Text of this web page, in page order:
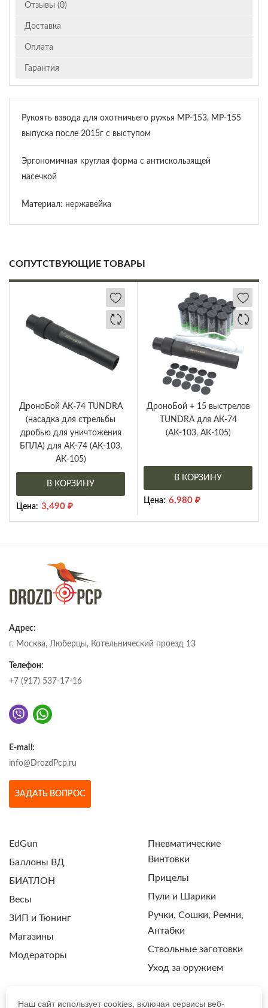
Отзывы (0)
Доставка
Оплата
Гарантия
Рукоять взвода для охотничьего ружья МР-153, МР-155
выпуска после 2015г с выступом
Эргономичная круглая форма с антискользящей
насечкой
Материал: нержавейка
СОПУТСТВУЮЩИЕ ТОВАРЫ
ДроноБой АК-74 TUNDRA
(насадка для стрельбы
дробью для уничтожения
БПЛА) для АК-74 (АК-103,
АК-105)
В КОРЗИНУ
Цена: 3,490 ₽
ДроноБой + 15 выстрелов
TUNDRA для АК-74
(АК-103, АК-105)
В КОРЗИНУ
Цена: 6,980 ₽
Адрес:
г. Москва, Люберцы, Котельнический проезд 13
Телефон:
+7 (917) 537-17-16
E-mail:
info@DrozdPcp.ru
ЗАДАТЬ ВОПРОС
EdGun
Баллоны ВД
БИАТЛОН
Весы
ЗИП и Тюнинг
Магазины
Модераторы
Пневматические
Винтовки
Прицелы
Пули и Шарики
Ручки, Сошки, Ремни,
Антабки
Ствольные заготовки
Уход за оружием
Наш сайт использует cookies, включая сервисы веб-